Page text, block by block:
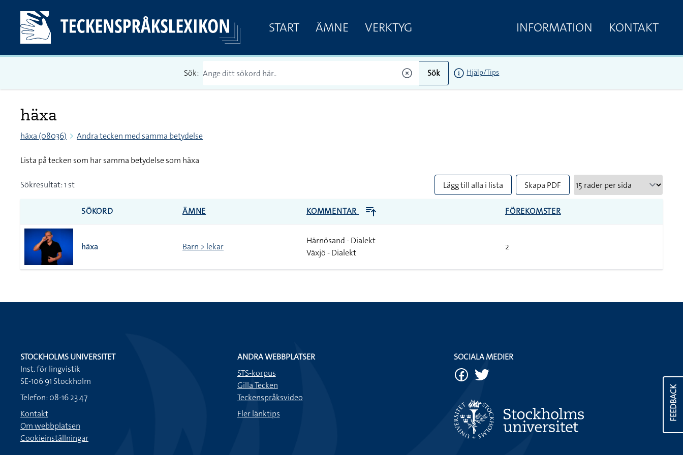
START ÄMNE VERKTYG INFORMATION KONTAKT
Sök: Sök Hjälp/Tips
häxa
häxa (08036) Andra tecken med samma betydelse
Lista på tecken som har samma betydelse som häxa
Sökresultat: 1 st Lägg till alla i lista Skapa PDF
SÖKORD ÄMNE KOMMENTAR FÖREKOMSTER
häxa Barn > lekar
Härnösand - Dialekt
Växjö - Dialekt
2
FEEDBACK
STOCKHOLMS UNIVERSITET
Inst. för lingvistik
SE-106 91 Stockholm
Telefon: 08-16 23 47
Kontakt
Om webbplatsen
Cookieinställningar
ANDRA WEBBPLATSER
STS-korpus
Gilla Tecken
Teckenspråksvideo
Fler länktips
SOCIALA MEDIER